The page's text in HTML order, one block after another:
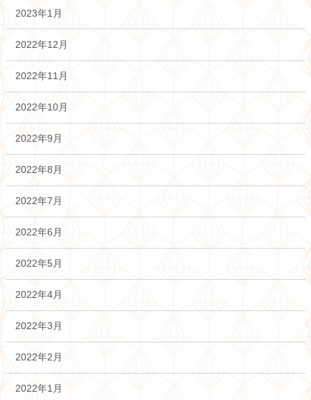
2023年1月
2022年12月
2022年11月
2022年10月
2022年9月
2022年8月
2022年7月
2022年6月
2022年5月
2022年4月
2022年3月
2022年2月
2022年1月